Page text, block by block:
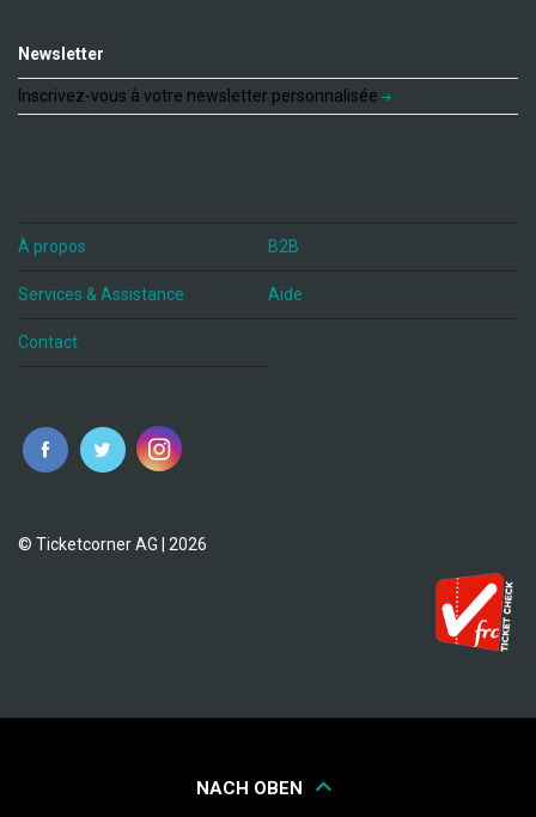
Newsletter
Inscrivez-vous à votre newsletter personnalisée
À propos B2B
Services & Assistance Aide
Contact
fr
© Ticketcorner AG | 2026
NACH OBEN